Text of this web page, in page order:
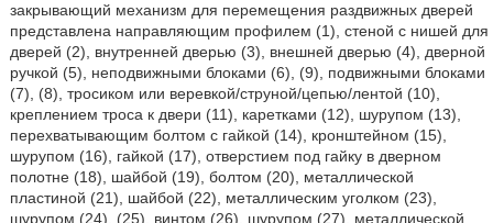
закрывающий механизм для перемещения раздвижных дверей
представлена направляющим профилем (1), стеной с нишей для
дверей (2), внутренней дверью (3), внешней дверью (4), дверной
ручкой (5), неподвижными блоками (6), (9), подвижными блоками
(7), (8), тросиком или веревкой/струной/цепью/лентой (10),
креплением троса к двери (11), каретками (12), шурупом (13),
перехватывающим болтом с гайкой (14), кронштейном (15),
шурупом (16), гайкой (17), отверстием под гайку в дверном
полотне (18), шайбой (19), болтом (20), металлической
пластиной (21), шайбой (22), металлическим уголком (23),
шурупом (24), (25), винтом (26), шурупом (27), металлической